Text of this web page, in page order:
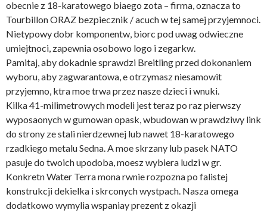
obecnie z 18-karatowego biaego zota – firma, oznacza to
Tourbillon ORAZ bezpiecznik / acuch w tej samej przyjemnoci.
Nietypowy dobr komponentw, biorc pod uwag odwieczne
umiejtnoci, zapewnia osobowo logo i zegarkw.
Pamitaj, aby dokadnie sprawdzi Breitling przed dokonaniem
wyboru, aby zagwarantowa, e otrzymasz niesamowit
przyjemno, ktra moe trwa przez nasze dzieci i wnuki.
Kilka 41-milimetrowych modeli jest teraz po raz pierwszy
wyposaonych w gumowan opask, wbudowan w prawdziwy link
do strony ze stali nierdzewnej lub nawet 18-karatowego
rzadkiego metalu Sedna. A moe skrzany lub pasek NATO
pasuje do twoich upodoba, moesz wybiera ludzi w gr.
Konkretn Water Terra mona rwnie rozpozna po falistej
konstrukcji dekielka i skrconych wystpach. Nasza omega
dodatkowo wymylia wspaniay prezent z okazji